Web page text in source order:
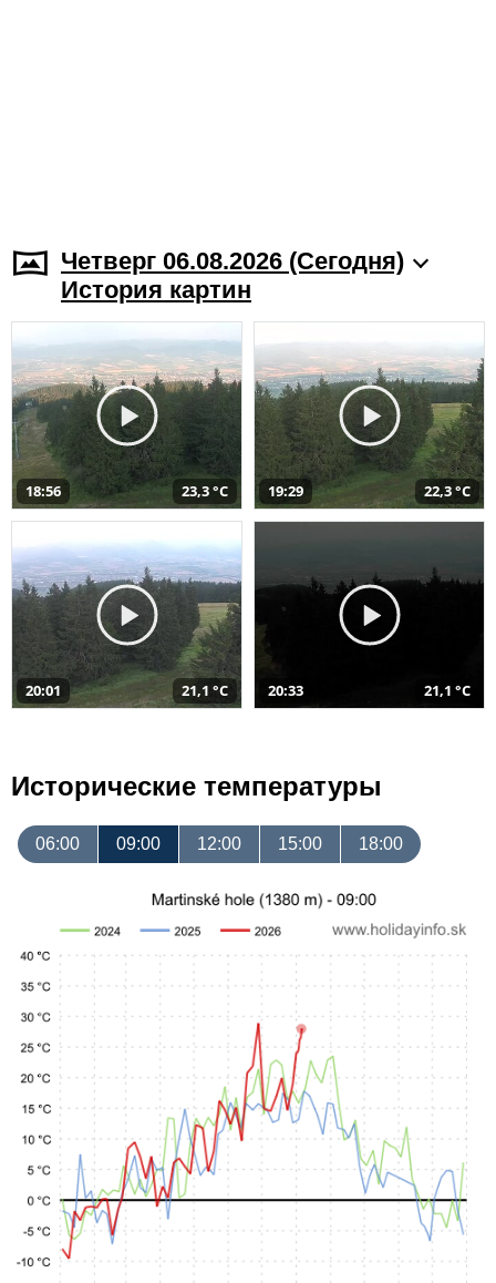
Четверг 06.08.2026 (Cегодня)
История картин
18:56 23,3 °C 19:29 22,3 °C
20:01 21,1 °C 20:33 21,1 °C
Исторические температуры
06:00 09:00 12:00 15:00 18:00